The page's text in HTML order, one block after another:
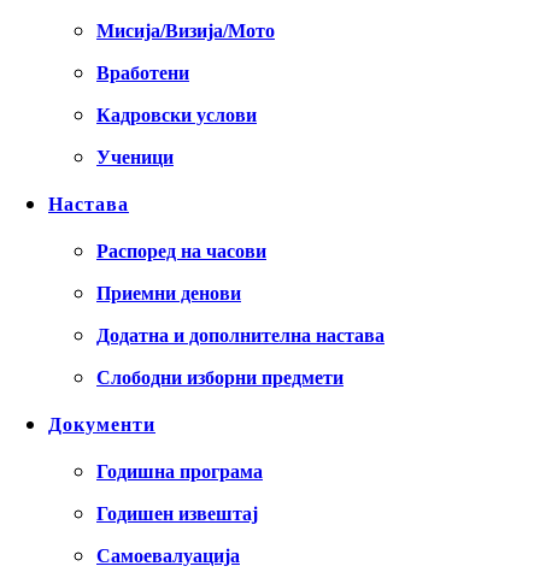
Мисија/Визија/Мото
Вработени
Кадровски услови
Ученици
Настава
Распоред на часови
Приемни денови
Додатна и дополнителна настава
Слободни изборни предмети
Документи
Годишна програма
Годишен извештај
Самоевалуација